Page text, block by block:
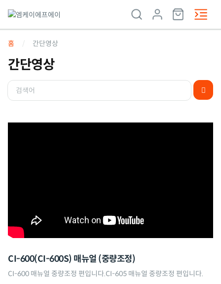
홈 간단영상
간단영상
CI-600(CI-600S) 매뉴얼 (중량조정)
CI-600 매뉴얼 중량조정 편입니다.CI-605 매뉴얼 중량조정 편입니다.